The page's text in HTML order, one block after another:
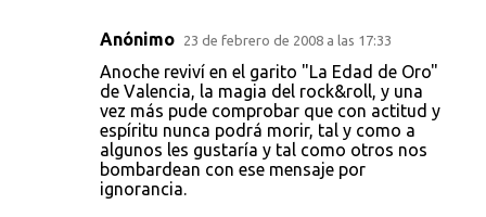
Anónimo 23 de febrero de 2008 a las 17:33
Anoche reviví en el garito "La Edad de Oro"
de Valencia, la magia del rock&roll, y una
vez más pude comprobar que con actitud y
espíritu nunca podrá morir, tal y como a
algunos les gustaría y tal como otros nos
bombardean con ese mensaje por
ignorancia.